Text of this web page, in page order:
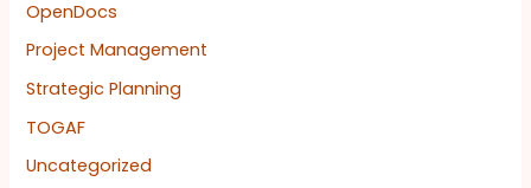
OpenDocs
Project Management
Strategic Planning
TOGAF
Uncategorized